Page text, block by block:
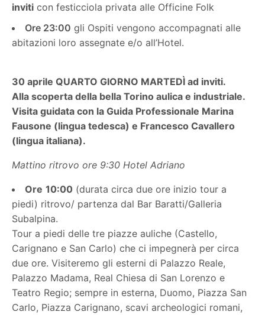
inviti con festicciola privata alle Officine Folk
Ore 23:00 gli Ospiti vengono accompagnati alle
abitazioni loro assegnate e/o all’Hotel.
30 aprile QUARTO GIORNO MARTEDÌ ad inviti.
Alla scoperta della bella Torino aulica e industriale.
Visita guidata con la Guida Professionale Marina
Fausone (lingua tedesca) e Francesco Cavallero
(lingua italiana).
Mattino ritrovo ore 9:30 Hotel Adriano
Ore 10:00 (durata circa due ore inizio tour a
piedi) ritrovo/ partenza dal Bar Baratti/Galleria
Subalpina.
Tour a piedi delle tre piazze auliche (Castello,
Carignano e San Carlo) che ci impegnerà per circa
due ore. Visiteremo gli esterni di Palazzo Reale,
Palazzo Madama, Real Chiesa di San Lorenzo e
Teatro Regio; sempre in esterna, Duomo, Piazza San
Carlo, Piazza Carignano, scavi archeologici romani,